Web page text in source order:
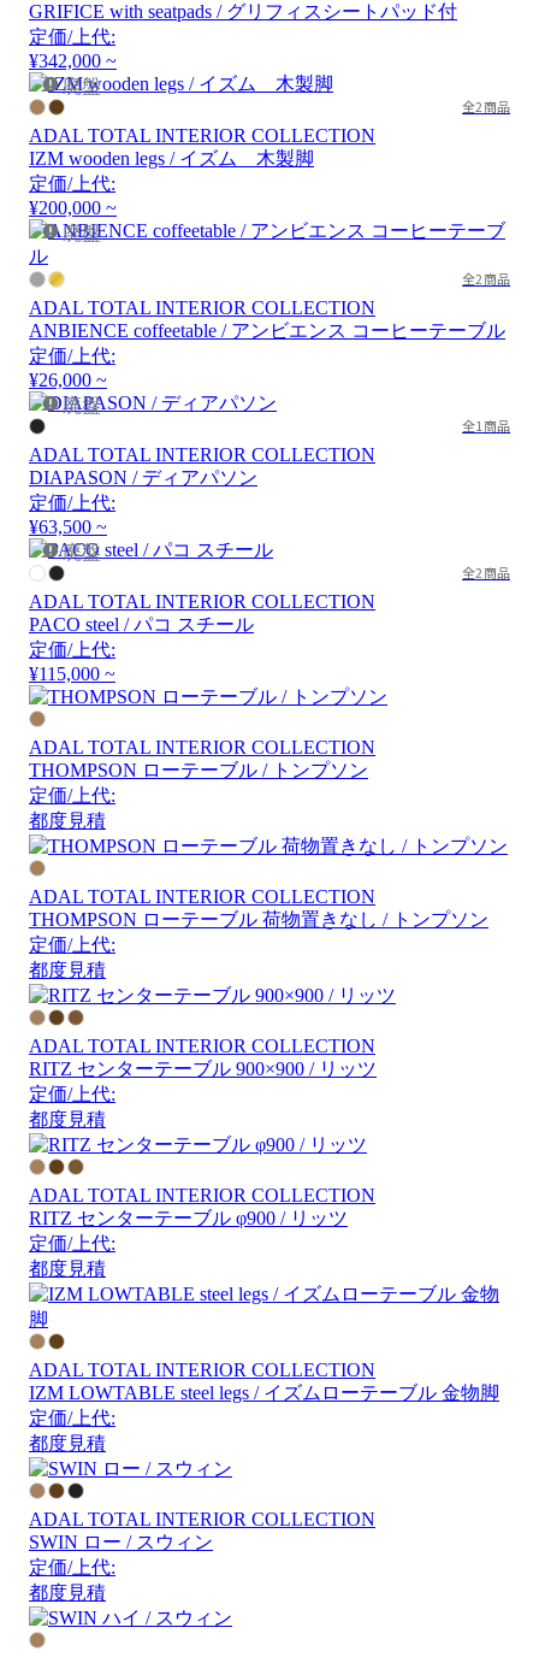
GRIFICE with seatpads / グリフィスシートパッド付
定価/上代:
¥342,000 ~
廃盤
全2商品
ADAL TOTAL INTERIOR COLLECTION
IZM wooden legs / イズム 木製脚
定価/上代:
¥200,000 ~
廃盤
全2商品
ADAL TOTAL INTERIOR COLLECTION
ANBIENCE coffeetable / アンビエンス コーヒーテーブル
定価/上代:
¥26,000 ~
廃盤
全1商品
ADAL TOTAL INTERIOR COLLECTION
DIAPASON / ディアパソン
定価/上代:
¥63,500 ~
廃盤
全2商品
ADAL TOTAL INTERIOR COLLECTION
PACO steel / パコ スチール
定価/上代:
¥115,000 ~
ADAL TOTAL INTERIOR COLLECTION
THOMPSON ローテーブル / トンプソン
定価/上代:
都度見積
ADAL TOTAL INTERIOR COLLECTION
THOMPSON ローテーブル 荷物置きなし / トンプソン
定価/上代:
都度見積
ADAL TOTAL INTERIOR COLLECTION
RITZ センターテーブル 900×900 / リッツ
定価/上代:
都度見積
ADAL TOTAL INTERIOR COLLECTION
RITZ センターテーブル φ900 / リッツ
定価/上代:
都度見積
ADAL TOTAL INTERIOR COLLECTION
IZM LOWTABLE steel legs / イズムローテーブル ⾦物脚
定価/上代:
都度見積
ADAL TOTAL INTERIOR COLLECTION
SWIN ロー / スウィン
定価/上代:
都度見積